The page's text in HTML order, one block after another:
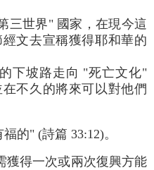
三世界" 國家，在現今這
文去宣稱獲得耶和華的
下坡路走向 "死亡文化"
不久的將來可以對他們
的" (詩篇 33:12)。
獲得一次或兩次復興方能